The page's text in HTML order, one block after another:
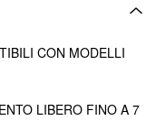
CON MODELLI
LIBERO FINO A 7